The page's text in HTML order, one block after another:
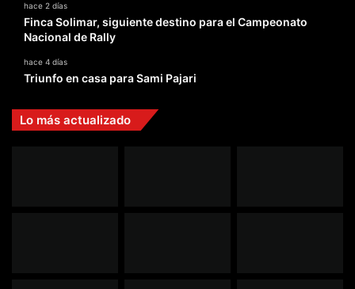
hace 2 días
Finca Solimar, siguiente destino para el Campeonato
Nacional de Rally
hace 4 días
Triunfo en casa para Sami Pajari
Lo más actualizado